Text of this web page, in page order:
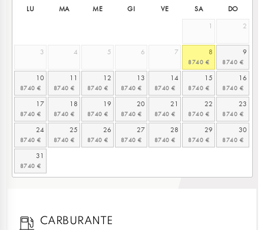
LU MA ME GI VE SA
DO
1
2
3 4 5 6 7 8 9
10 11 12 13 14 15 16
17 18 19 20 21 22 23
24 25 26 27 28 29 30
31
CARBURANTE